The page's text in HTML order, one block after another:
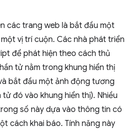
các trang web là bắt đầu một
vị trí cuộn. Các nhà phát triển
để phát hiện theo cách thủ
tử nằm trong khung hiển thị
bắt đầu một ảnh động tương
đó vào khung hiển thị). Nhiều
số này dựa vào thông tin có
cách khai báo. Tính năng này